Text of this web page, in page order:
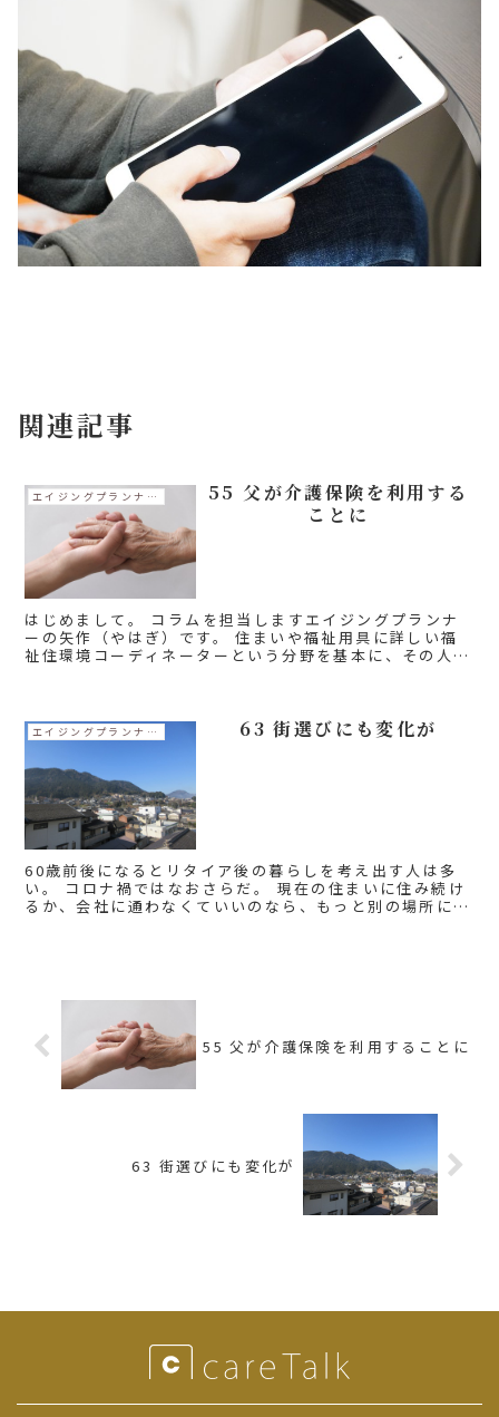
関連記事
エイジングプランナー矢作コラム
55 父が介護保険を利用する
ことに
はじめまして。 コラムを担当しますエイジングプランナ
ーの矢作（やはぎ）です。 住まいや福祉用具に詳しい福
祉住環境コーディネーターという分野を基本に、その人の
エイジングプランナー矢作コラム 63 街選びにも変化が
60歳前後になるとリタイア後の暮らしを考え出す人は多
い。 コロナ禍ではなおさらだ。 現在の住まいに住み続け
るか、会社に通わなくていいのなら、もっと別の場所に居
55 父が介護保険を利用することに
63 街選びにも変化が